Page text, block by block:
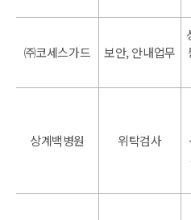
㈜코세스가드 보안, 안내업무
상계백병원 위탁검사